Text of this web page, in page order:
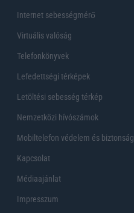
Internet sebességmérő
Virtuális valóság
Telefonkönyvek
Lefedettségi térképek
Letöltési sebesség térkép
Nemzetközi hívószámok
Mobiltelefon védelem és biztonság
Kapcsolat
Médiaajánlat
Impresszum